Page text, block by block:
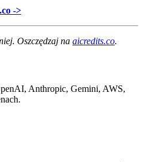
->
Oszczędzaj na aicredits.co.
Anthropic, Gemini, AWS,